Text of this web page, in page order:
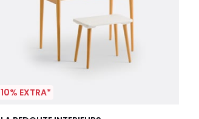
10% EXTRA*